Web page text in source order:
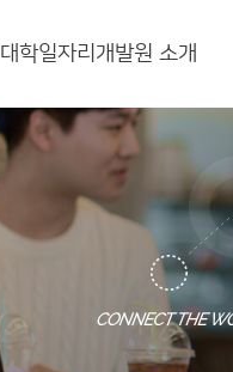
대학일자리개발원 소개